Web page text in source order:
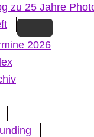
zu 25 Jahre
2026